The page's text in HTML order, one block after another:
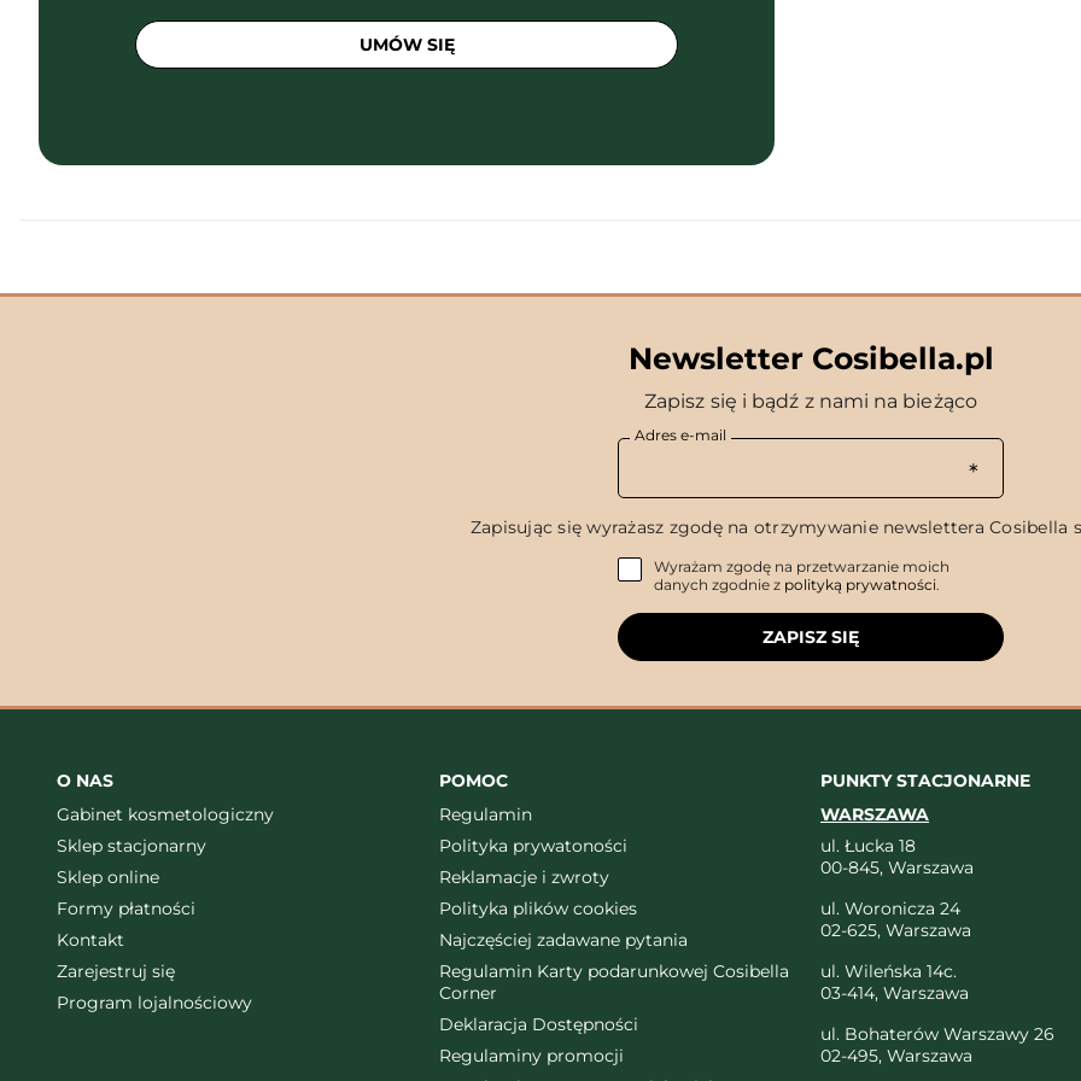
UMÓW SIĘ
Newsletter Cosibella.pl
Zapisz się i bądź z nami na bieżąco
Adres e-mail
Zapisując się wyrażasz zgodę na otrzymywanie newslettera Cosibella
Wyrażam zgodę na przetwarzanie moich
danych zgodnie z polityką prywatności.
ZAPISZ SIĘ
O NAS
Gabinet kosmetologiczny
Sklep stacjonarny
Sklep online
Formy płatności
Kontakt
Zarejestruj się
Program lojalnościowy
POMOC
Regulamin
Polityka prywatoności
Reklamacje i zwroty
Polityka plików cookies
Najczęściej zadawane pytania
Regulamin Karty podarunkowej Cosibella
Corner
Deklaracja Dostępności
Regulaminy promocji
PUNKTY STACJONARNE
WARSZAWA
ul. Łucka 18
00-845, Warszawa
ul. Woronicza 24
02-625, Warszawa
ul. Wileńska 14c.
03-414, Warszawa
ul. Bohaterów Warszawy 26
02-495, Warszawa